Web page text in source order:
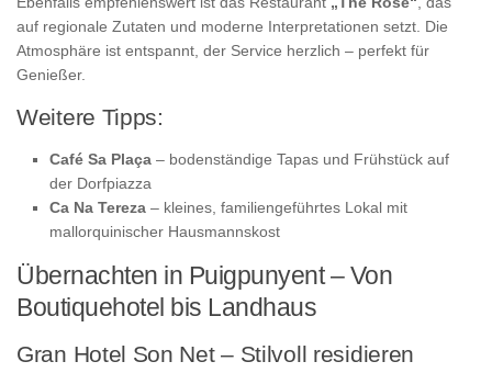
auf regionale Zutaten und moderne Interpretationen setzt. Die
Atmosphäre ist entspannt, der Service herzlich – perfekt für
Genießer.
Weitere Tipps:
Café Sa Plaça – bodenständige Tapas und Frühstück auf
der Dorfpiazza
Ca Na Tereza – kleines, familiengeführtes Lokal mit
mallorquinischer Hausmannskost
Übernachten in Puigpunyent – Von
Boutiquehotel bis Landhaus
Gran Hotel Son Net – Stilvoll residieren